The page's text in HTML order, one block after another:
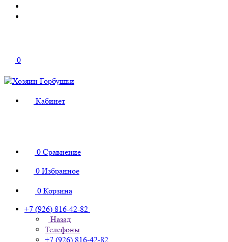
0
Кабинет
0 Сравнение
0 Избранное
0 Корзина
+7 (926) 816-42-82
Назад
Телефоны
+7 (926) 816-42-82